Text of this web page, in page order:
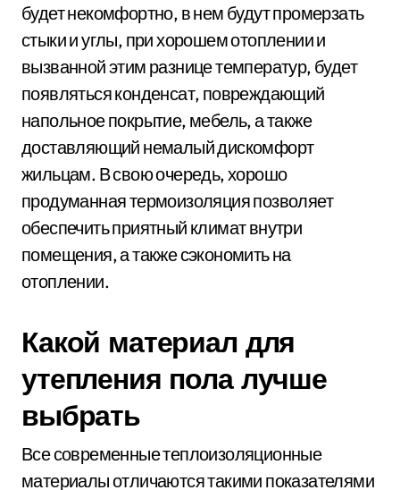
будет некомфортно, в нем будут промерзать
стыки и углы, при хорошем отоплении и
вызванной этим разнице температур, будет
появляться конденсат, повреждающий
напольное покрытие, мебель, а также
доставляющий немалый дискомфорт
жильцам. В свою очередь, хорошо
продуманная термоизоляция позволяет
обеспечить приятный климат внутри
помещения, а также сэкономить на
отоплении.
Какой материал для
утепления пола лучше
выбрать
Все современные теплоизоляционные
материалы отличаются такими показателями